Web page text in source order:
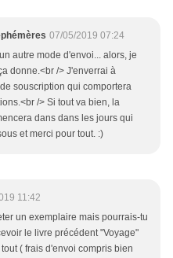
07/05/2019 07:24
autre mode d'envoi... alors, je
donne.<br /> J'enverrai à
souscription qui comportera
/> Si tout va bien, la
dans dans les jours qui
et merci pour tout. :)
11:42
un exemplaire mais pourrais-tu
le livre précédent "Voyage"
( frais d'envoi compris bien